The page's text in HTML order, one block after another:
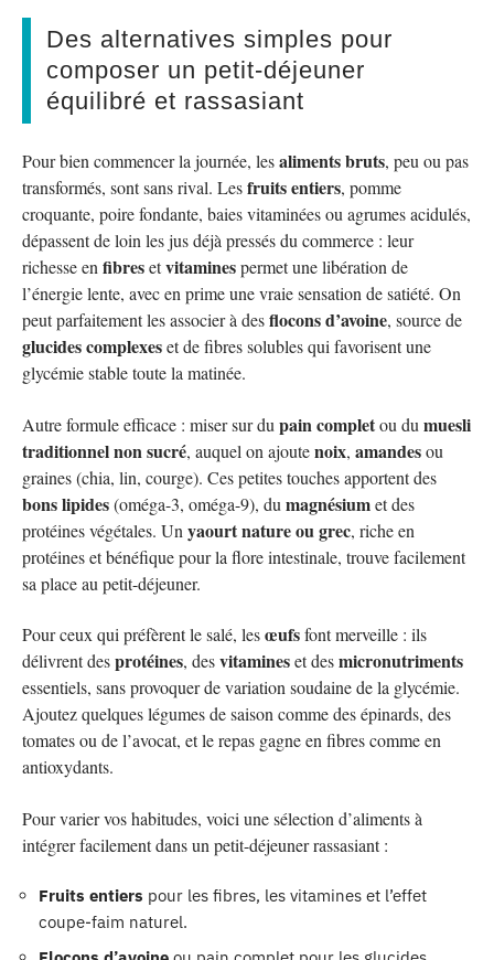
Des alternatives simples pour
composer un petit-déjeuner
équilibré et rassasiant
Pour bien commencer la journée, lesaliments bruts, peu ou pas
transformés, sont sans rival. Lesfruits entiers, pomme
croquante, poire fondante, baies vitaminées ou agrumes acidulés,
dépassent de loin les jus déjà pressés du commerce : leur
richesse en fibresetvitaminespermet une libération de
l’énergie lente, avec en prime une vraie sensation de satiété. On
peut parfaitement les associer à desflocons d’avoine, source de
glucides complexeset de fibres solubles qui favorisent une
glycémie stable toute la matinée.
Autre formule efficace : miser sur du pain completou du muesli
traditionnel non sucré, auquel on ajoutenoix, amandesou
graines (chia, lin, courge). Ces petites touches apportent des
bons lipides(oméga-3, oméga-9), du magnésiumet des
protéines végétales. Un yaourt nature ou grec, riche en
protéines et bénéfique pour la flore intestinale, trouve facilement
sa place au petit-déjeuner.
Pour ceux qui préfèrent le salé, lesœufsfont merveille : ils
délivrent desprotéines, desvitamineset desmicronutriments
essentiels, sans provoquer de variation soudaine de la glycémie.
Ajoutez quelques légumes de saison comme des épinards, des
tomates ou de l’avocat, et le repas gagne en fibres comme en
antioxydants.
Pour varier vos habitudes, voici une sélection d’aliments à
intégrer facilement dans un petit-déjeuner rassasiant :
Fruits entiers pour les fibres, les vitamines et l’effet
coupe-faim naturel.